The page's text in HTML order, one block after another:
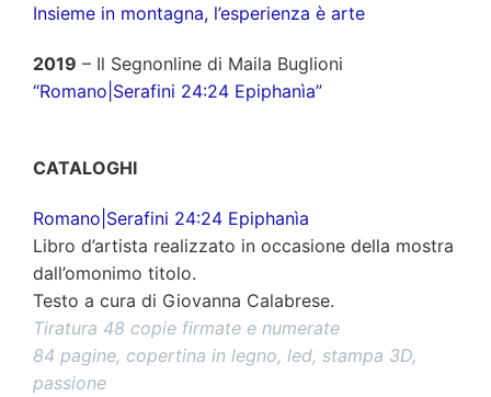
Insieme in montagna, l’esperienza è arte
2019 – Il Segnonline di Maila Buglioni
“Romano|Serafini 24:24 Epiphanìa”
CATALOGHI
Romano|Serafini 24:24 Epiphanìa
Libro d’artista realizzato in occasione della mostra
dall’omonimo titolo.
Testo a cura di Giovanna Calabrese.
Tiratura 48 copie firmate e numerate
84 pagine, copertina in legno, led, stampa 3D,
passione